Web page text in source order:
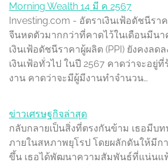
Morning Wealth 14 มี ค 2567
Investing.com - อัตราเงินเฟ้อดัชนีรา
จีนหดตัวมากกว่าที่คาดไว้ในเดือนมีน
เงินเฟ้อดัชนีราคาผู้ผลิต (PPI) ยังคงลด
เงินเฟ้อทั่วไป ในปี 2567 คาดว่าจะอยู่ที่
งาน คาดว่าจะมีผู้มีงานทำจำนวน…
ข่าวเศรษฐกิจล่าสุด
กลับกลายเป็นสิ่งที่ตรงกันข้าม เธอมีบ
ภายในสหภาพยุโรป โดยผลักดันให้มีก
ขึ้น เธอได้พัฒนาความสัมพันธ์ที่แน่นแ